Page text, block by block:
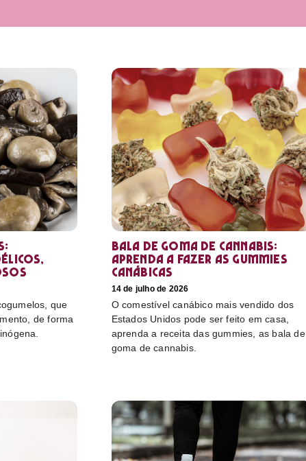
que
de forma
Bala de goma de cannabis:
aprenda a fazer as gummies
canábicas
14 de julho de 2026
O comestível canábico mais vendido dos
Estados Unidos pode ser feito em casa,
aprenda a receita das gummies, as bala de
goma de cannabis.